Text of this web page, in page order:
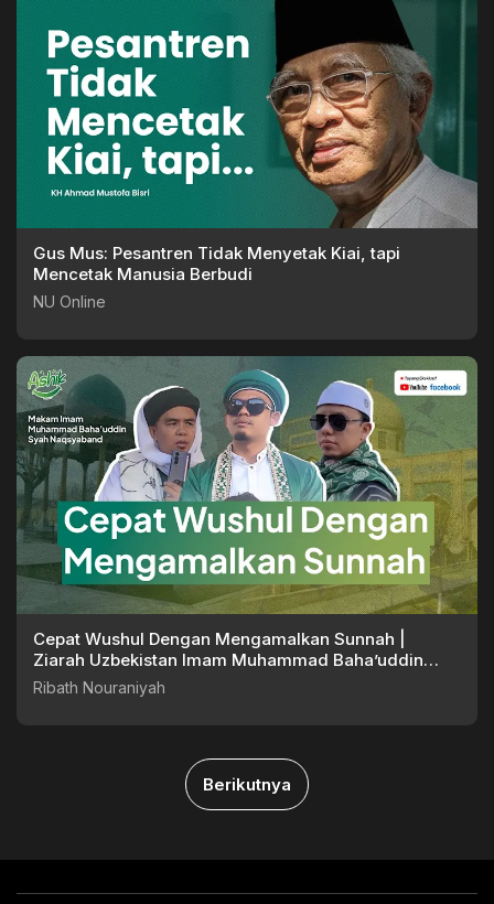
Gus Mus: Pesantren Tidak Menyetak Kiai, tapi
Mencetak Manusia Berbudi
NU Online
Cepat Wushul Dengan Mengamalkan Sunnah |
Ziarah Uzbekistan Imam Muhammad Baha’uddin
Syah Naqsyaband
Ribath Nouraniyah
Berikutnya